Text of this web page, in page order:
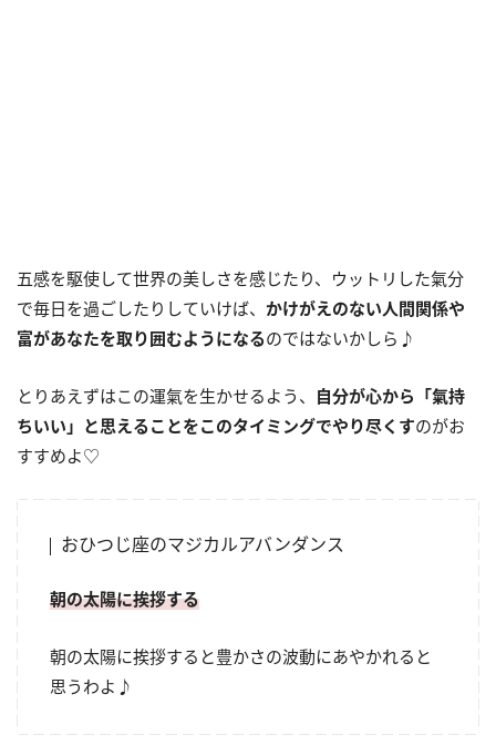
五感を駆使して世界の美しさを感じたり、ウットリした氣分
で毎日を過ごしたりしていけば、 かけがえのない人間関係や
富があなたを取り囲むようになるのではないかしら♪
とりあえずはこの運氣を生かせるよう、 自分が心から「氣持
ちいい」と思えることをこのタイミングでやり尽くすのがお
すすめよ♡
おひつじ座のマジカルアバンダンス
朝の太陽に挨拶する
朝の太陽に挨拶すると豊かさの波動にあやかれると
思うわよ♪